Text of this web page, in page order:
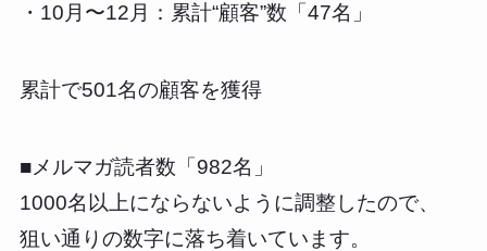
・10月〜12月：累計“顧客”数「47名」
累計で501名の顧客を獲得
■メルマガ読者数「982名」
1000名以上にならないように調整したので、
狙い通りの数字に落ち着いています。